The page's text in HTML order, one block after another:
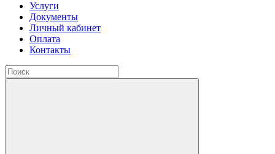
Услуги
Документы
Личный кабинет
Оплата
Контакты